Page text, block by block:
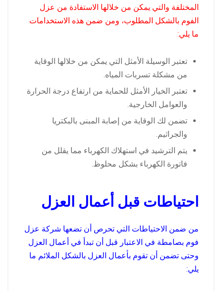
المختلفة والتي يمكن من خلالها الاستفادة من عزل
الفوم بالشكل المطلوب، ومن ضمن هذه الاستخدامات
ما يلي:
تعتبر الوسيلة الأمثل التي يمكن من خلالها الوقاية
من مشكلة تسربات المياه.
تعتبر الخيار الأمثل للحماية من ارتفاع درجة الحرارة
والعوامل الخارجية.
تضمن لك الوقاية من إصابة المبنى بالبكتريا
والجراثيم.
يتم الترشيد في استهلاك الكهرباء مما يقلل من
فاتورة الكهرباء بشكل محلوظ.
احتياطات قبل أعمال العزل
من ضمن الاحتياطات التي تحرص أن تضعها شركة عزل
فوم بصامطة في الاعتبار قبل أن تبدأ في أعمال العزل
وحتى تضمن أن تقوم بأعمال العزل بالشكل الملائم ما
يلي: